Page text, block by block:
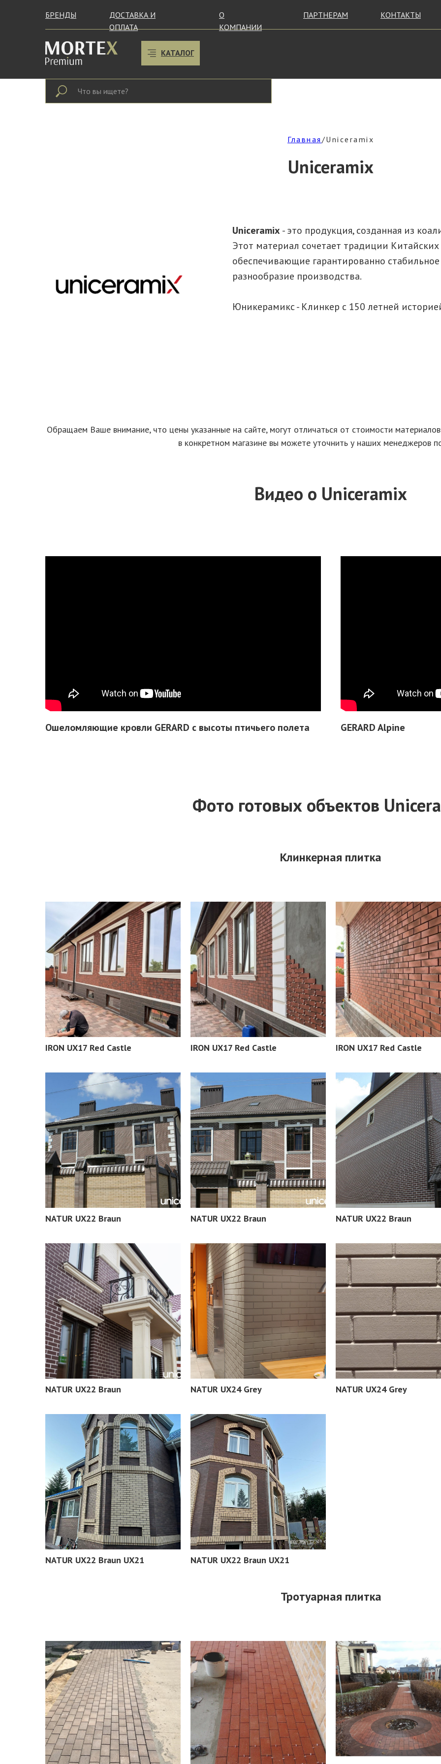
КОНТАКТЫ
ПАРТНЕРАМ
О
КОМПАНИИ
ДОСТАВКА И
ОПЛАТА
БРЕНДЫ
КАТАЛОГ
Главная /Uniceramix
Uniceramix
Uniceramix - это продукция, созданная из
Этот материал сочетает традиции
обеспечивающие гарантированно
разнообразие производства.
Юникерамикс - Клинкер с 150 летней
Обращаем Ваше внимание, что цены указанные на сайте, могут отличаться от стоимости
в конкретном магазине вы можете уточнить у наших менеджеров
Видео о Uniceramix
Ошеломляющие кровли GERARD с высоты птичьего полета GERARD Alpine
Фото готовых объектов
Клинкерная плитка
IRON UX17 Red Castle IRON UX17 Red Castle IRON UX17 Red Castle
NATUR UX22 Braun NATUR UX22 Braun NATUR UX22 Braun
NATUR UX22 Braun NATUR UX24 Grey NATUR UX24 Grey
NATUR UX22 Braun UX21 NATUR UX22 Braun UX21
Тротуарная плитка